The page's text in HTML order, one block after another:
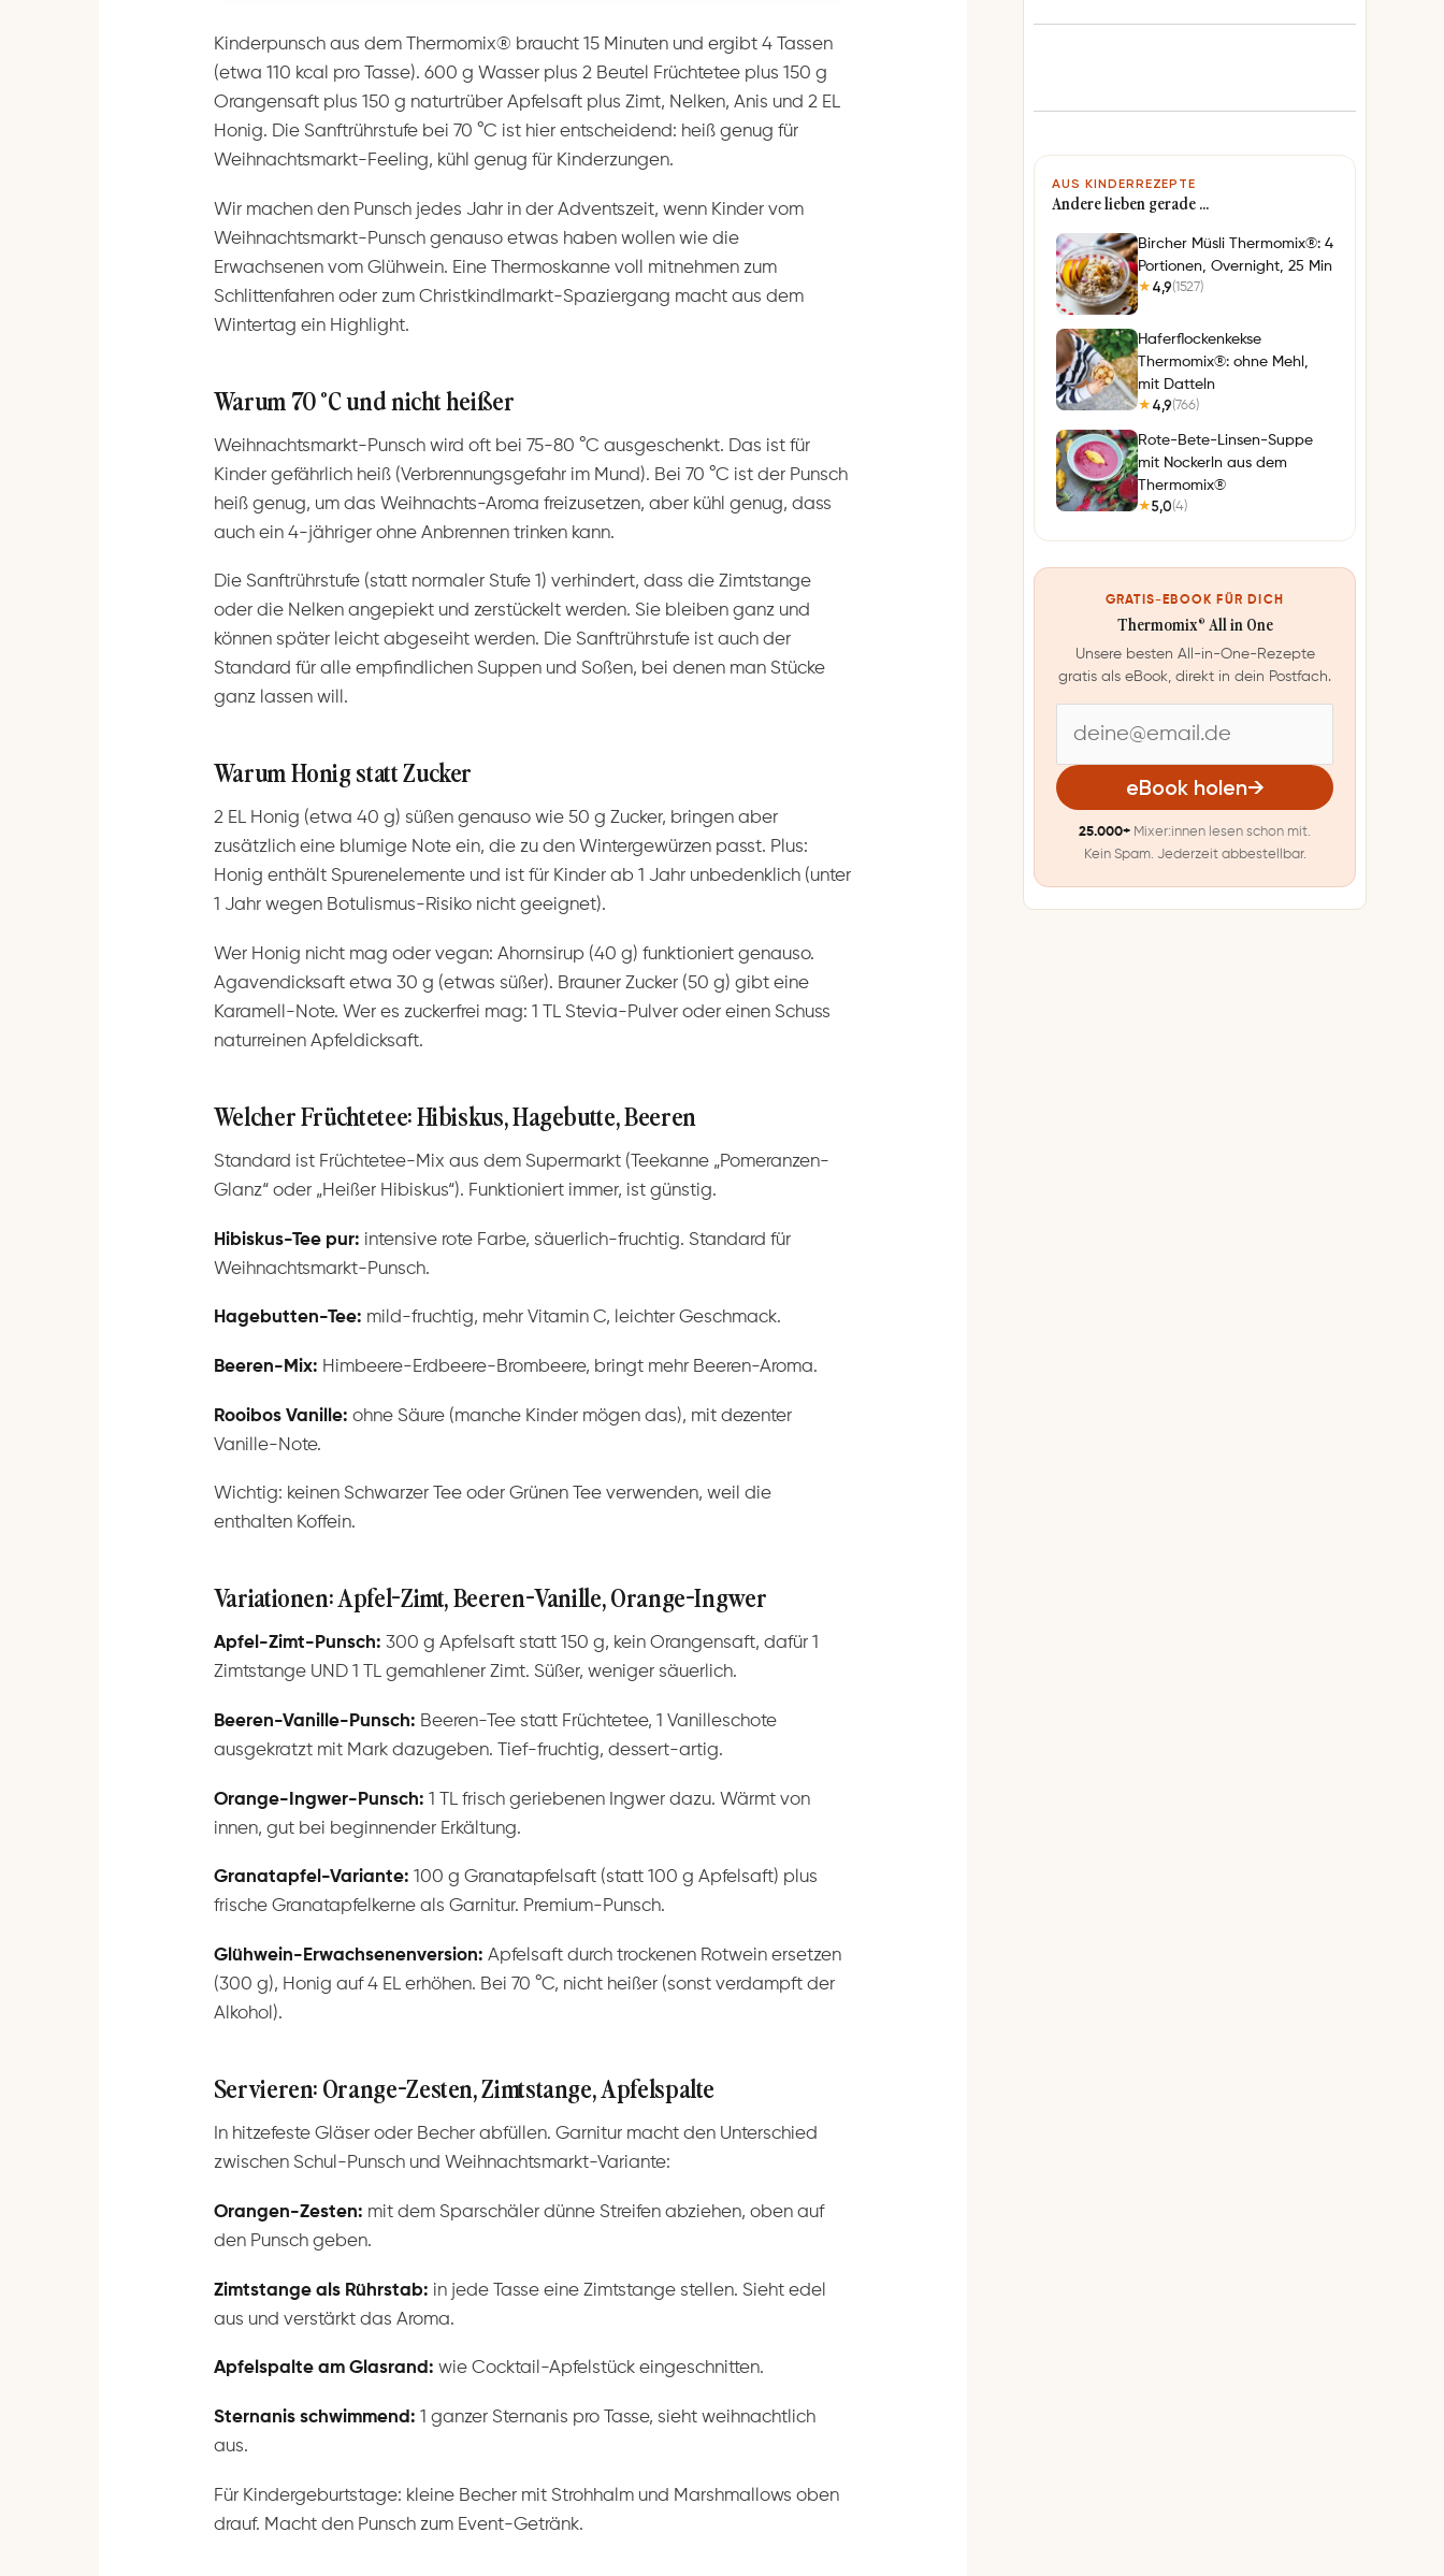
Kinderpunsch aus dem Thermomix® braucht 15 Minuten und ergibt 4 Tassen
(etwa 110 kcal pro Tasse). 600 g Wasser plus 2 Beutel Früchtetee plus 150 g
Orangensaft plus 150 g naturtrüber Apfelsaft plus Zimt, Nelken, Anis und 2 EL
Honig. Die Sanftrührstufe bei 70 °C ist hier entscheidend: heiß genug für
Weihnachtsmarkt-Feeling, kühl genug für Kinderzungen.
Wir machen den Punsch jedes Jahr in der Adventszeit, wenn Kinder vom
Weihnachtsmarkt-Punsch genauso etwas haben wollen wie die
Erwachsenen vom Glühwein. Eine Thermoskanne voll mitnehmen zum
Schlittenfahren oder zum Christkindlmarkt-Spaziergang macht aus dem
Wintertag ein Highlight.
Warum 70 °C und nicht heißer
Weihnachtsmarkt-Punsch wird oft bei 75-80 °C ausgeschenkt. Das ist für
Kinder gefährlich heiß (Verbrennungsgefahr im Mund). Bei 70 °C ist der Punsch
heiß genug, um das Weihnachts-Aroma freizusetzen, aber kühl genug, dass
auch ein 4-jähriger ohne Anbrennen trinken kann.
Die Sanftrührstufe (statt normaler Stufe 1) verhindert, dass die Zimtstange
oder die Nelken angepiekt und zerstückelt werden. Sie bleiben ganz und
können später leicht abgeseiht werden. Die Sanftrührstufe ist auch der
Standard für alle empfindlichen Suppen und Soßen, bei denen man Stücke
ganz lassen will.
Warum Honig statt Zucker
2 EL Honig (etwa 40 g) süßen genauso wie 50 g Zucker, bringen aber
zusätzlich eine blumige Note ein, die zu den Wintergewürzen passt. Plus:
Honig enthält Spurenelemente und ist für Kinder ab 1 Jahr unbedenklich (unter
1 Jahr wegen Botulismus-Risiko nicht geeignet).
Wer Honig nicht mag oder vegan: Ahornsirup (40 g) funktioniert genauso.
Agavendicksaft etwa 30 g (etwas süßer). Brauner Zucker (50 g) gibt eine
Karamell-Note. Wer es zuckerfrei mag: 1 TL Stevia-Pulver oder einen Schuss
naturreinen Apfeldicksaft.
Welcher Früchtetee: Hibiskus, Hagebutte, Beeren
Standard ist Früchtetee-Mix aus dem Supermarkt (Teekanne „Pomeranzen-
Glanz“ oder „Heißer Hibiskus“). Funktioniert immer, ist günstig.
Hibiskus-Tee pur: intensive rote Farbe, säuerlich-fruchtig. Standard für
Weihnachtsmarkt-Punsch.
Hagebutten-Tee: mild-fruchtig, mehr Vitamin C, leichter Geschmack.
Beeren-Mix: Himbeere-Erdbeere-Brombeere, bringt mehr Beeren-Aroma.
Rooibos Vanille: ohne Säure (manche Kinder mögen das), mit dezenter
Vanille-Note.
Wichtig: keinen Schwarzer Tee oder Grünen Tee verwenden, weil die
enthalten Koffein.
Variationen: Apfel-Zimt, Beeren-Vanille, Orange-Ingwer
Apfel-Zimt-Punsch: 300 g Apfelsaft statt 150 g, kein Orangensaft, dafür 1
Zimtstange UND 1 TL gemahlener Zimt. Süßer, weniger säuerlich.
Beeren-Vanille-Punsch: Beeren-Tee statt Früchtetee, 1 Vanilleschote
ausgekratzt mit Mark dazugeben. Tief-fruchtig, dessert-artig.
Orange-Ingwer-Punsch: 1 TL frisch geriebenen Ingwer dazu. Wärmt von
innen, gut bei beginnender Erkältung.
Granatapfel-Variante: 100 g Granatapfelsaft (statt 100 g Apfelsaft) plus
frische Granatapfelkerne als Garnitur. Premium-Punsch.
Glühwein-Erwachsenenversion: Apfelsaft durch trockenen Rotwein ersetzen
(300 g), Honig auf 4 EL erhöhen. Bei 70 °C, nicht heißer (sonst verdampft der
Alkohol).
Servieren: Orange-Zesten, Zimtstange, Apfelspalte
In hitzefeste Gläser oder Becher abfüllen. Garnitur macht den Unterschied
zwischen Schul-Punsch und Weihnachtsmarkt-Variante:
Orangen-Zesten: mit dem Sparschäler dünne Streifen abziehen, oben auf
den Punsch geben.
Zimtstange als Rührstab: in jede Tasse eine Zimtstange stellen. Sieht edel
aus und verstärkt das Aroma.
Apfelspalte am Glasrand: wie Cocktail-Apfelstück eingeschnitten.
Sternanis schwimmend: 1 ganzer Sternanis pro Tasse, sieht weihnachtlich
aus.
Für Kindergeburtstage: kleine Becher mit Strohhalm und Marshmallows oben
drauf. Macht den Punsch zum Event-Getränk.
AUS KINDERREZEPTE
Andere lieben gerade …
Bircher Müsli Thermomix®: 4
Portionen, Overnight, 25 Min
★ 4,9(1527)
Haferflockenkekse
Thermomix®: ohne Mehl,
mit Datteln
★ 4,9(766)
Rote-Bete-Linsen-Suppe
mit Nockerln aus dem
Thermomix®
★5,0(4)
GRATIS-EBOOK FÜR DICH
Thermomix® All in One
Unsere besten All-in-One-Rezepte
gratis als eBook, direkt in dein Postfach.
-
M
eBook holen→
25.000+ Mixer:innen lesen schon mit.
Kein Spam. Jederzeit abbestellbar.